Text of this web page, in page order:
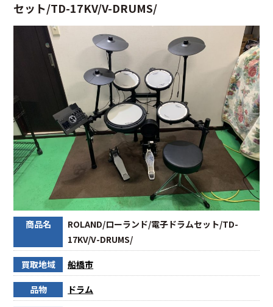
セット/TD-17KV/V-DRUMS/
商品名
ROLAND/ローランド/電子ドラムセット/TD-
17KV/V-DRUMS/
買取地域 船橋市
品物 ドラム